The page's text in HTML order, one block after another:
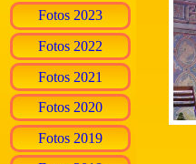
Fotos 2023
Fotos 2022
Fotos 2021
Fotos 2020
Fotos 2019